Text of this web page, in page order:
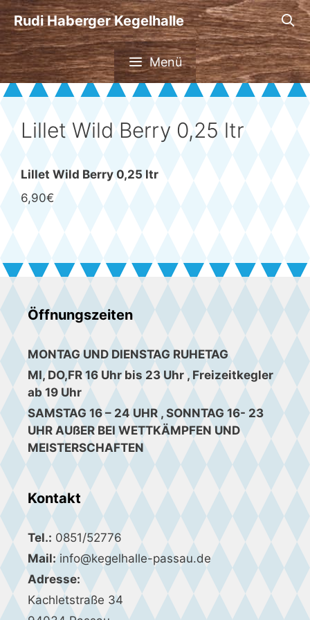
Zum
Inhalt
springen
Rudi Haberger Kegelhalle
Menü
Lillet Wild Berry 0,25 ltr
Lillet Wild Berry 0,25 ltr
6,90€
Öffnungszeiten
MONTAG UND DIENSTAG RUHETAG
MI, DO,FR 16 Uhr bis 23 Uhr , Freizeitkegler
ab 19 Uhr
SAMSTAG 16 – 24 UHR , SONNTAG 16- 23
UHR AUßER BEI WETTKÄMPFEN UND
MEISTERSCHAFTEN
Kontakt
Tel.: 0851/52776
Mail:info@kegelhalle-passau.de
Adresse:
Kachletstraße 34